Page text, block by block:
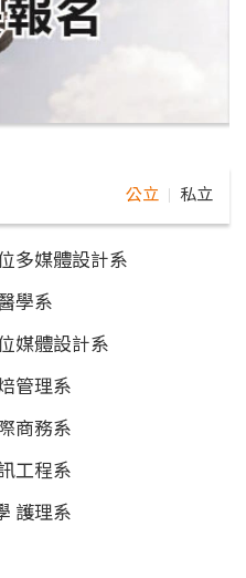
公立 私立
多媒體設計系
學系
媒體設計系
管理系
商務系
工程系
護理系